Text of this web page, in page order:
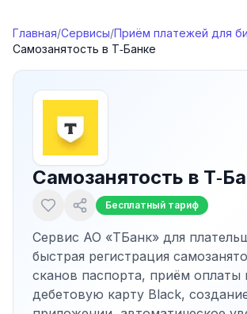
Главная/Сервисы/Приём платежей для
Самозанятость в Т‑Банке
Самозанятость в
Бесплатный тариф
Сервис АО «ТБанк» для
быстрая регистрация
сканов паспорта, приём оплаты
дебетовую карту Black,